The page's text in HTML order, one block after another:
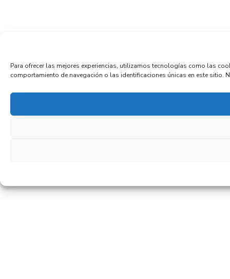
Para ofrecer las mejores experiencias, utilizamos tecnologías como las
comportamiento de navegación o las identificaciones únicas en este sitio.